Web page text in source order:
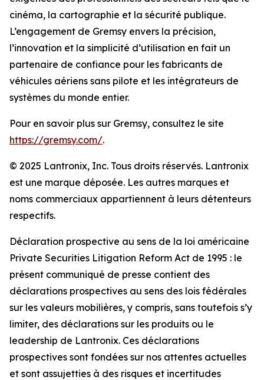
cinéma, la cartographie et la sécurité publique.
L’engagement de Gremsy envers la précision,
l’innovation et la simplicité d’utilisation en fait un
partenaire de confiance pour les fabricants de
véhicules aériens sans pilote et les intégrateurs de
systèmes du monde entier.
Pour en savoir plus sur Gremsy, consultez le site
https://gremsy.com/.
© 2025 Lantronix, Inc. Tous droits réservés. Lantronix
est une marque déposée. Les autres marques et
noms commerciaux appartiennent à leurs détenteurs
respectifs.
Déclaration prospective au sens de la loi américaine
Private Securities Litigation Reform Act de 1995 : le
présent communiqué de presse contient des
déclarations prospectives au sens des lois fédérales
sur les valeurs mobilières, y compris, sans toutefois s’y
limiter, des déclarations sur les produits ou le
leadership de Lantronix. Ces déclarations
prospectives sont fondées sur nos attentes actuelles
et sont assujetties à des risques et incertitudes